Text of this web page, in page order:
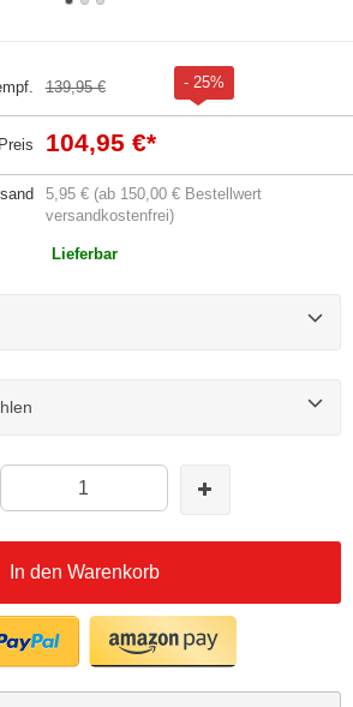
139,95 € - 25%
Preis 104,95 €*
5,95 € (ab 150,00 € Bestellwert
versandkostenfrei)
Lieferbar
In den Warenkorb